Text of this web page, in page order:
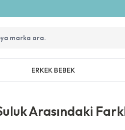
ERKEK BEBEK
Arasındaki